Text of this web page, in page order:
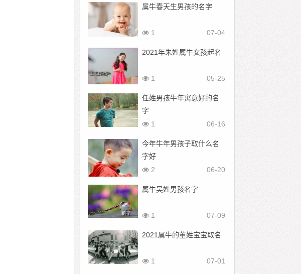
属牛春天生男孩的名字
07-04
1
2021年朱姓属牛女孩起名
05-25
1
任姓男孩牛年寓意好的名
字
06-16
1
今年牛年男孩子取什么名
字好
06-20
2
属牛吴姓男孩名字
07-09
1
2021属牛的董姓宝宝取名
07-01
1